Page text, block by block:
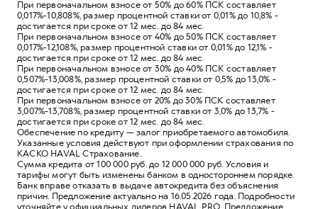
При первоначальном взносе от 50% до 60% ПСК составляет
0,017%-10,808%, размер процентной ставки от 0,01% до 10,8% -
достигается при сроке от 12 мес. до 84 мес.
При первоначальном взносе от 40% до 50% ПСК составляет
0,017%-12,108%, размер процентной ставки от 0,01% до 12,1% -
достигается при сроке от 12 мес. до 84 мес.
При первоначальном взносе от 30% до 40% ПСК составляет
0,507%-13,008%, размер процентной ставки от 0,5% до 13,0% -
достигается при сроке от 12 мес. до 84 мес.
При первоначальном взносе от 20% до 30% ПСК составляет
3,007%-13,708%, размер процентной ставки от 3,0% до 13,7% -
достигается при сроке от 12 мес. до 84 мес.
Обеспечение по кредиту — залог приобретаемого автомобиля.
Указанные условия действуют при оформлении страхования по
КАСКО HAVAL Страхование.
Сумма кредита от 100 000 руб. до 12 000 000 руб. Условия и
тарифы могут быть изменены банком в одностороннем порядке.
Банк вправе отказать в выдаче автокредита без объяснения
причин. Предложение актуально на 16.05.2026 года. Подробности
уточняйте у официальных дилеров HAVAL PRO. Предложение